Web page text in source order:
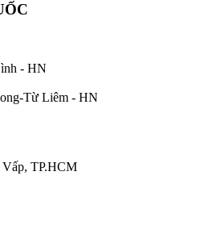
- HN
Từ Liêm - HN
TP.HCM